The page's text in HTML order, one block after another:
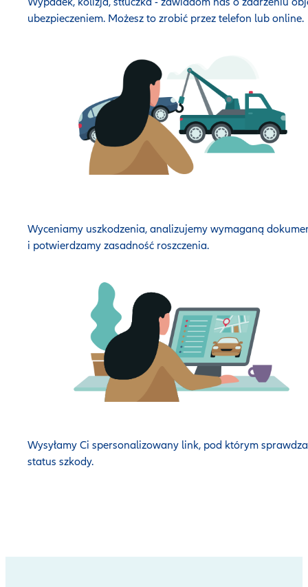
ubezpieczeniem. Możesz to zrobić przez telefon lub online.
Wyceniamy uszkodzenia, analizujemy wymaganą
i potwierdzamy zasadność roszczenia.
Wysyłamy Ci spersonalizowany link, pod którym
status szkody.